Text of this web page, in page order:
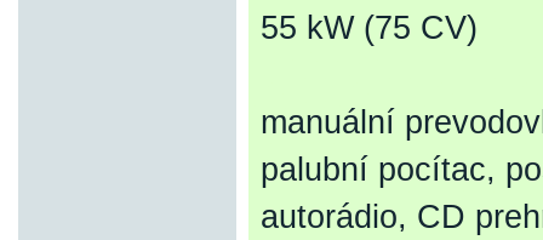
55 kW (75 CV)
manuální
palubní pocítac,
autorádio, CD